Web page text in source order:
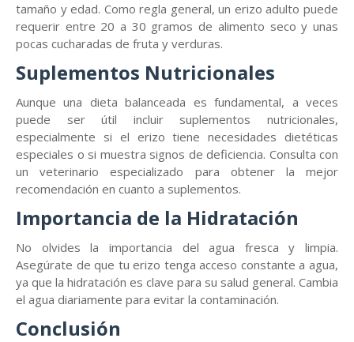
tamaño y edad. Como regla general, un erizo adulto puede
requerir entre 20 a 30 gramos de alimento seco y unas
pocas cucharadas de fruta y verduras.
Suplementos Nutricionales
Aunque una dieta balanceada es fundamental, a veces
puede ser útil incluir suplementos nutricionales,
especialmente si el erizo tiene necesidades dietéticas
especiales o si muestra signos de deficiencia. Consulta con
un veterinario especializado para obtener la mejor
recomendación en cuanto a suplementos.
Importancia de la Hidratación
No olvides la importancia del agua fresca y limpia.
Asegúrate de que tu erizo tenga acceso constante a agua,
ya que la hidratación es clave para su salud general. Cambia
el agua diariamente para evitar la contaminación.
Conclusión